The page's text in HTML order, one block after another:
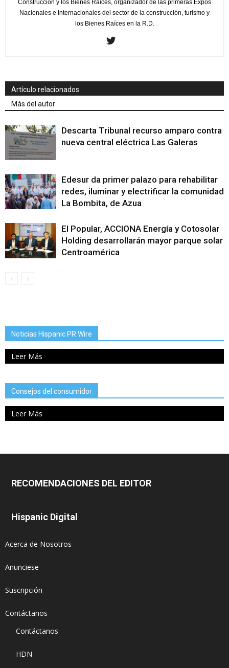
Construcción y los Bienes Raíces, organizador de las primeras Expos
Nacionales e Internacionales del sector de la construcción, turismo y
los Bienes Raíces en la R.D.
Artículo relacionados
Más del autor
Descarta Tribunal recurso amparo contra
nueva central eléctrica Las Galeras
Edesur da primer palazo para rehabilitar
redes, iluminar y electrificar la comunidad
La Bombita, de Azua
El Popular, ACCIONA Energía y Cotosolar
Holding desarrollarán mayor parque solar
Centroamérica
Noticias Hispanic PR Wire
Leer Más
Consejos del consumidor
Leer Más
RECOMENDACIONES DEL EDITOR
Hispanic Digital
Acerca de Nosotros
Anunciese
Suscripción
Contáctanos
Contáctanos
HDN